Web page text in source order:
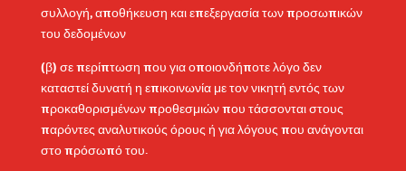
συλλογή, αποθήκευση και επεξεργασία των προσωπικών
του δεδομένων
(β) σε περίπτωση που για οποιονδήποτε λόγο δεν
καταστεί δυνατή η επικοινωνία με τον νικητή εντός των
προκαθορισμένων προθεσμιών που τάσσονται στους
παρόντες αναλυτικούς όρους ή για λόγους που ανάγονται
στο πρόσωπό του.